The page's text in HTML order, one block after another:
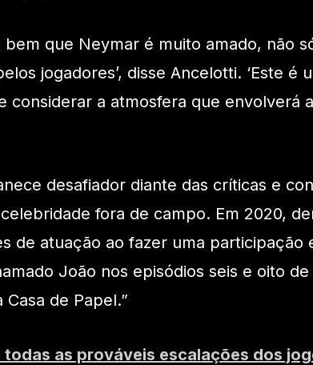
bem que Neymar é muito amado, não
jogadores’, disse Ancelotti. ‘Este é
considerar a atmosfera que envolverá
desafiador diante das críticas e
fora de campo. Em 2020,
de atuação ao fazer uma participação
João nos episódios seis e oito
Casa de Papel.”
todas as prováveis escalações dos